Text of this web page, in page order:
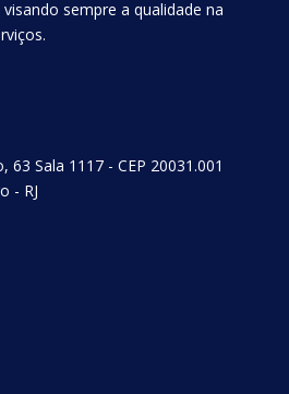
sempre a qualidade na
63 Sala 1117 - CEP 20031.001
- RJ